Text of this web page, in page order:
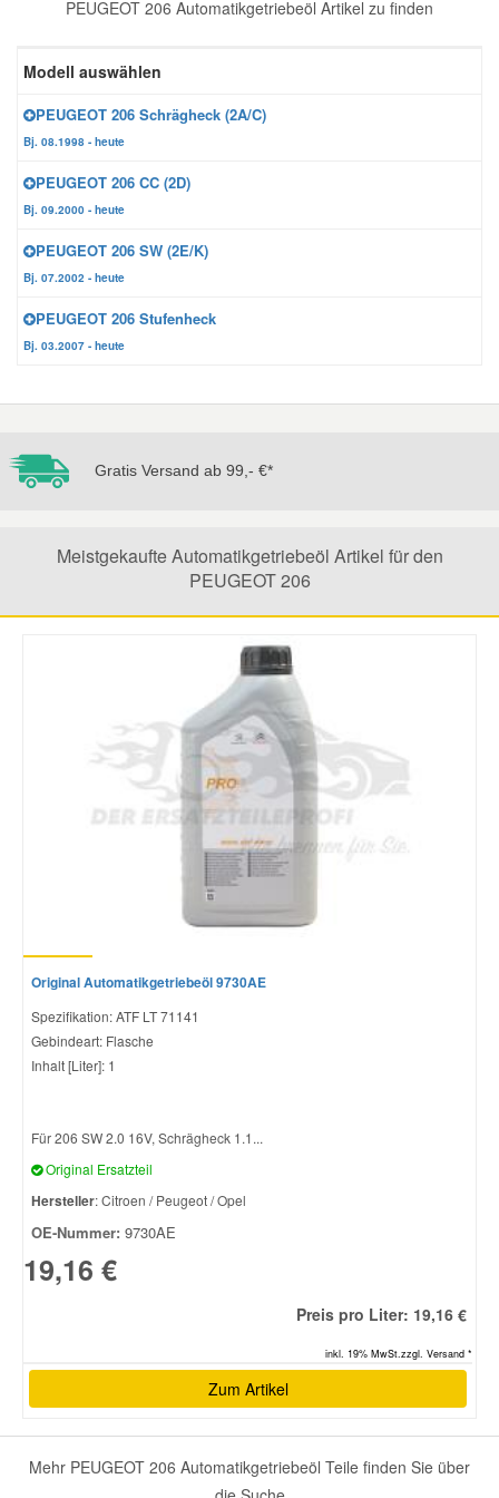
PEUGEOT 206 Automatikgetriebeöl Artikel zu finden
Modell auswählen
PEUGEOT 206 Schrägheck (2A/C)
Bj. 08.1998 - heute
PEUGEOT 206 CC (2D)
Bj. 09.2000 - heute
PEUGEOT 206 SW (2E/K)
Bj. 07.2002 - heute
PEUGEOT 206 Stufenheck
Bj. 03.2007 - heute
Gratis Versand ab 99,- €*
Meistgekaufte Automatikgetriebeöl Artikel für den
PEUGEOT 206
Original Automatikgetriebeöl 9730AE
Spezifikation: ATF LT 71141
Gebindeart: Flasche
Inhalt [Liter]: 1
Für 206 SW 2.0 16V, Schrägheck 1.1...
Original Ersatzteil
Hersteller: Citroen / Peugeot / Opel
OE-Nummer: 9730AE
19,16 €
Preis pro Liter: 19,16 €
inkl. 19% MwSt.zzgl. Versand *
Zum Artikel
Mehr PEUGEOT 206 Automatikgetriebeöl Teile finden Sie über
Zündanlage und Glühanlage
Jeep Ersatzteile
Lancia Ersatzteile
Mazda Ersatzteile
Mercedes Ersatzteile
Mitsubishi Ersatzteile
Nissan Ersatzteile
Porsche Ersatzteile
Skoda Ersatzteile
Smart Ersatzteile
Toyota Ersatzteile